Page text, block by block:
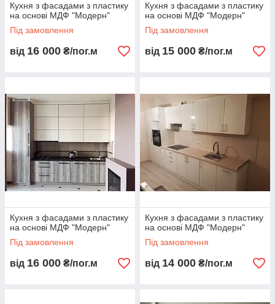
Кухня з фасадами з пластику
на основі МДФ "Модерн"
Під замовлення
від 16 000 ₴/пог.м
Кухня з фасадами з пластику
на основі МДФ "Модерн"
Під замовлення
від 15 000 ₴/пог.м
Кухня з фасадами з пластику
на основі МДФ "Модерн"
Під замовлення
від 16 000 ₴/пог.м
Кухня з фасадами з пластику
на основі МДФ "Модерн"
Під замовлення
від 14 000 ₴/пог.м